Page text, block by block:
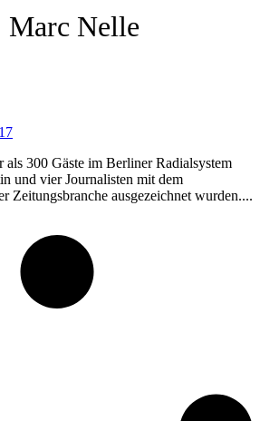
Marc Nelle
als 300 Gäste im Berliner Radialsystem
und vier Journalisten mit dem
Zeitungsbranche ausgezeichnet wurden....